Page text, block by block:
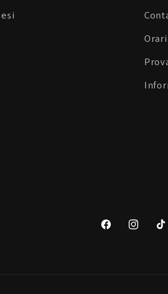
Orari
FacebookInstagram